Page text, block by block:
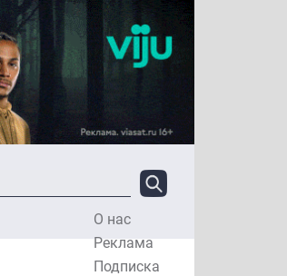
О нас
Реклама
Подписка